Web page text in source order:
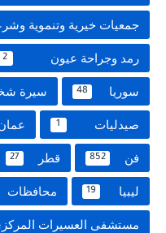
جمعيات خيرية وتنموية
رمد وجراحة عيون 2
سوريا 48 سيرة
صيدليات 1
فن 852 قطر 27
ليبيا 19 محافظات
مستشفى العسيرات